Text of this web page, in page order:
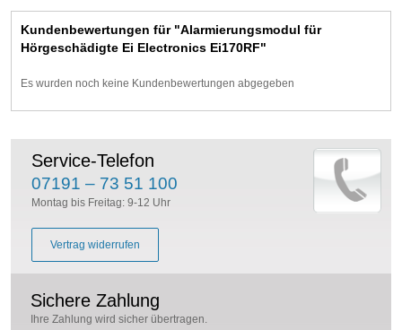
Kundenbewertungen für "Alarmierungsmodul für
Hörgeschädigte Ei Electronics Ei170RF"
Es wurden noch keine Kundenbewertungen abgegeben
Service-Telefon
07191 – 73 51 100
Montag bis Freitag: 9-12 Uhr
Vertrag widerrufen
Sichere Zahlung
Ihre Zahlung wird sicher übertragen.